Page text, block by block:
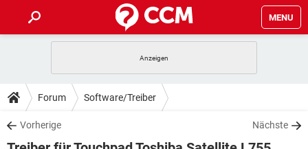
MENU
ANDROID IOS
WINDOWS 10
TIPPS & TRICKS
SPIELE
DOWNLOADS
Forum Software/Treiber
Vorherige Nächste